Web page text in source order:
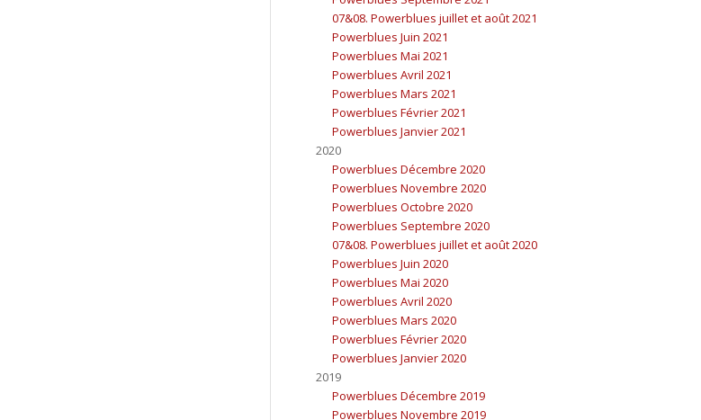
07&08. Powerblues juillet et août 2021
Powerblues Juin 2021
Powerblues Mai 2021
Powerblues Avril 2021
Powerblues Mars 2021
Powerblues Février 2021
Powerblues Janvier 2021
2020
Powerblues Décembre 2020
Powerblues Novembre 2020
Powerblues Octobre 2020
Powerblues Septembre 2020
07&08. Powerblues juillet et août 2020
Powerblues Juin 2020
Powerblues Mai 2020
Powerblues Avril 2020
Powerblues Mars 2020
Powerblues Février 2020
Powerblues Janvier 2020
2019
Powerblues Décembre 2019
Powerblues Novembre 2019